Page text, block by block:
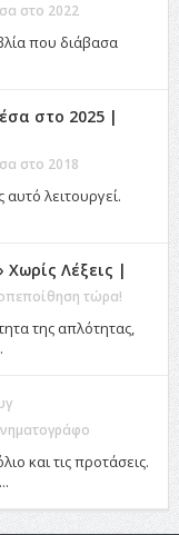
στο 2022
που διάβασα
στο 2025 |
στο 2018
λειτουργεί.
Λέξεις |
τώρα!
της απλότητας,
και τις προτάσεις.